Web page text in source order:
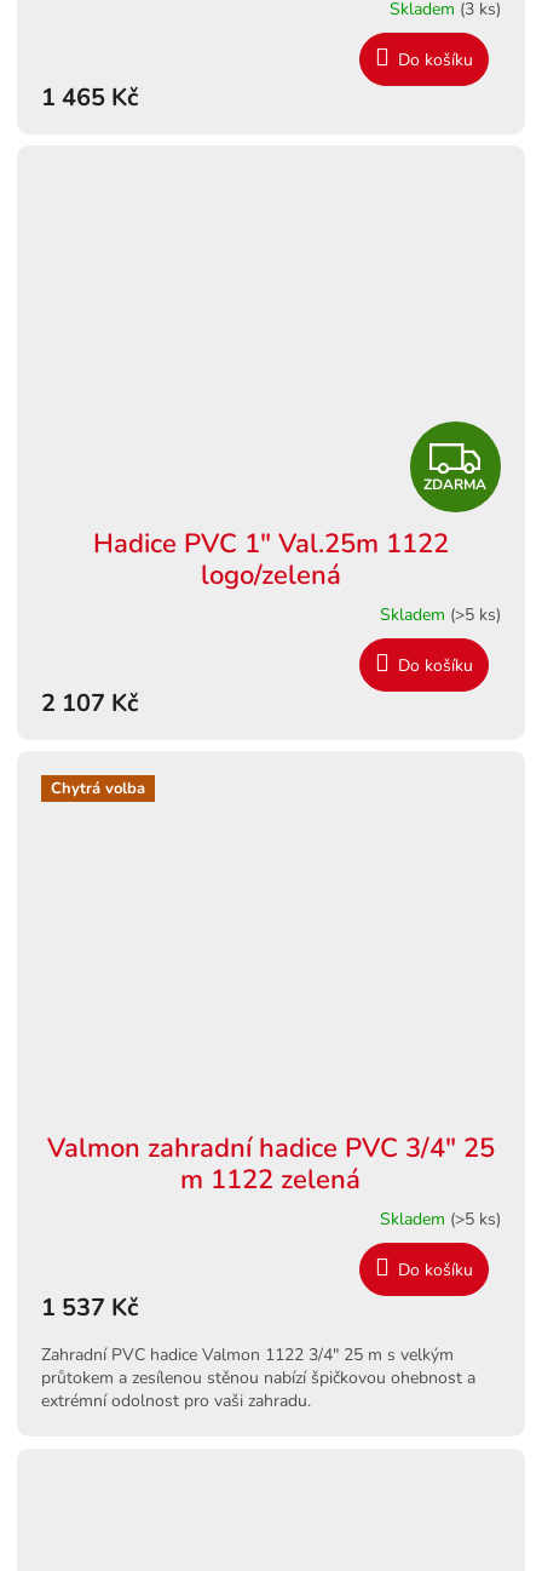
Skladem (3 ks)
1 465 Kč
Do košíku
Z
D
R
M
ZDARMA
Hadice PVC 1" Val.25m 1122
logo/zelená
Skladem (>5 ks)
2 107 Kč
Do košíku
Chytrá volba
Valmon zahradní hadice PVC 3/4" 25
m 1122 zelená
Skladem (>5 ks)
1 537 Kč
Do košíku
Zahradní PVC hadice Valmon 1122 3/4" 25 m s velkým
průtokem a zesílenou stěnou nabízí špičkovou ohebnost a
extrémní odolnost pro vaši zahradu.